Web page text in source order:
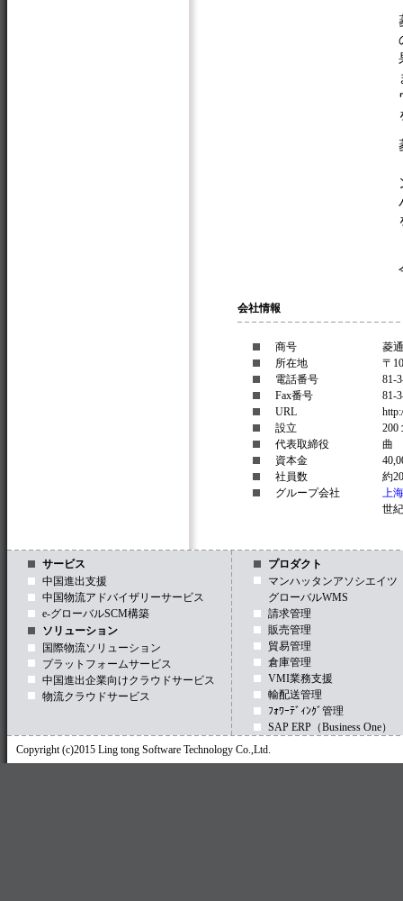
会社情報
商号
菱
所在地
〒
電話番号
81-
Fax番号
81-
URL
設立
200
代表取締役
曲
資本金
社員数
約
グループ会社
上
世
サービス
中国進出支援
中国物流アドバイザリーサービス
e-グローバルSCM構築
ソリューション
国際物流ソリューション
プラットフォームサービス
中国進出企業向けクラウドサービス
物流クラウドサービス
プロダクト
マンハッタンアソシエイツ
グローバルWMS
請求管理
販売管理
貿易管理
倉庫管理
VMI業務支援
輸配送管理
ﾌｫﾜｰﾃﾞｨﾝｸﾞ管理
SAP ERP（Business One）
Copyright (c)2015 Ling tong Software Technology Co.,Ltd.